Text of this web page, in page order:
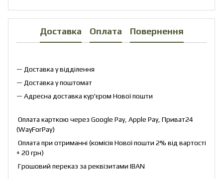
Доставка Оплата Повернення
— Доставка у відділення
— Доставка у поштомат
— Адресна доставка кур'єром Нової пошти
Оплата карткою через Google Pay, Apple Pay, Приват24
(WayForPay)
Оплата при отриманні (комісія Нової пошти 2% від вартості
+ 20 грн)
Грошовий переказ за реквізитами IBAN